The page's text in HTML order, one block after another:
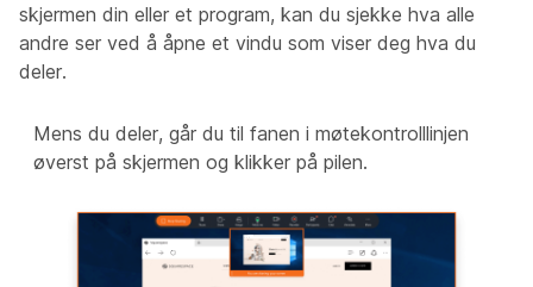
skjermen din eller et program, kan du sjekke hva alle
andre ser ved å åpne et vindu som viser deg hva du
deler.
Mens du deler, går du til fanen i møtekontrolllinjen
øverst på skjermen og klikker på pilen.